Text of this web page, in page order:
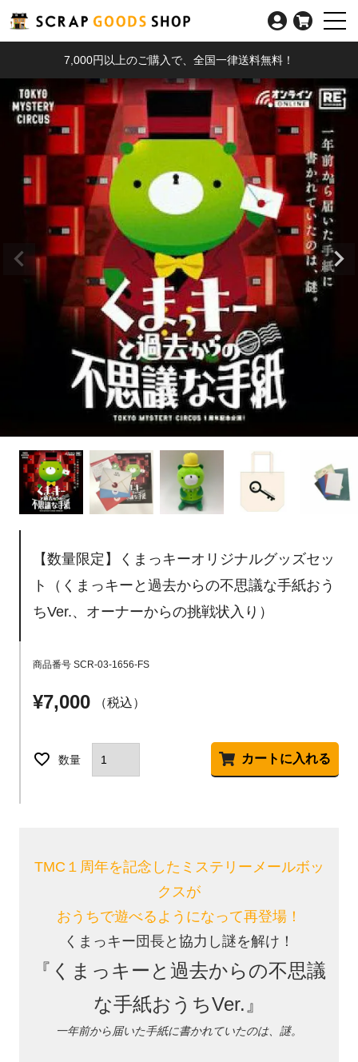
7,000円以上のご購入で、全国一律送料無料！
【数量限定】くまっキーオリジナルグッズセッ
ト（くまっキーと過去からの不思議な手紙おう
ちVer.、オーナーからの挑戦状入り）
商品番号 SCR-03-1656-FS
¥7,000 税込
カートに入れる
TMC１周年を記念したミステリーメールボッ
クスが
おうちで遊べるようになって再登場！
くまっキー団長と協力し謎を解け！
『くまっキーと過去からの不思議
な手紙おうちVer.』
一年前から届いた手紙に書かれていたのは、謎。